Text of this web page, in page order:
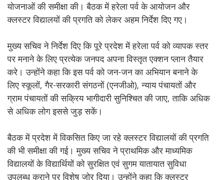
योजनाओं की समीक्षा की। बैठक में हरेला पर्व के आयोजन और
क्लस्टर विद्यालयों की प्रगति को लेकर अहम निर्देश दिए गए।
मुख्य सचिव ने निर्देश दिए कि पूरे प्रदेश में हरेला पर्व को व्यापक स्तर
पर मनाने के लिए प्रत्येक जनपद अपना विस्तृत एक्शन प्लान तैयार
करे। उन्होंने कहा कि इस पर्व को जन-जन का अभियान बनाने के
लिए स्कूलों, गैर-सरकारी संगठनों (एनजीओ), न्याय पंचायतों और
ग्राम पंचायतों की सक्रिय भागीदारी सुनिश्चित की जाए, ताकि अधिक
से अधिक लोग इससे जुड़ सकें।
बैठक में प्रदेश में विकसित किए जा रहे क्लस्टर विद्यालयों की प्रगति
की भी समीक्षा की गई। मुख्य सचिव ने प्राथमिक और माध्यमिक
विद्यालयों के विद्यार्थियों को सुरक्षित एवं सुगम यातायात सुविधा
उपलब्ध कराने पर विशेष जोर दिया। उन्होंने कहा कि क्लस्टर